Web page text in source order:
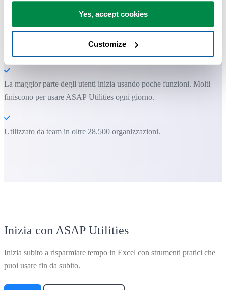
Yes, accept cookies
Customize
Puoi iniziare subito. Nessuna formazione necessaria.
La maggior parte degli utenti inizia usando poche funzioni. Molti
finiscono per usare ASAP Utilities ogni giorno.
Utilizzato da team in oltre 28.500 organizzazioni.
Inizia con ASAP Utilities
Inizia subito a risparmiare tempo in Excel con strumenti pratici che
puoi usare fin da subito.